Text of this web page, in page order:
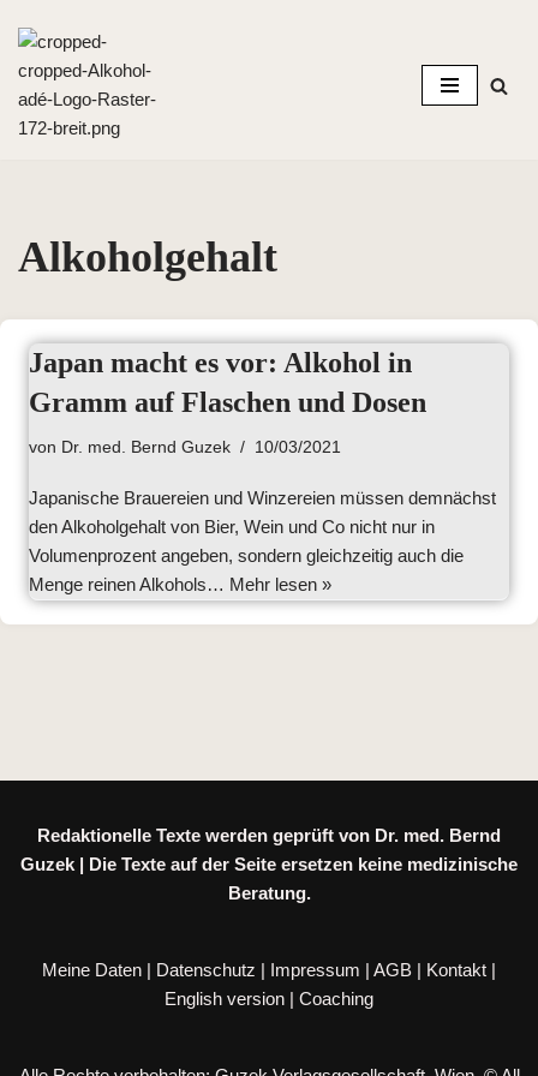
Zum
Inhalt
springen
Alkoholgehalt
Japan macht es vor: Alkohol in
Gramm auf Flaschen und Dosen
von Dr. med. Bernd Guzek 10/03/2021
Japanische Brauereien und Winzereien müssen demnächst
den Alkoholgehalt von Bier, Wein und Co nicht nur in
Volumenprozent angeben, sondern gleichzeitig auch die
Menge reinen Alkohols… Mehr lesen »
Redaktionelle Texte werden geprüft von Dr. med. Bernd
Guzek | Die Texte auf der Seite ersetzen keine medizinische
Beratung.
Meine Daten | Datenschutz | Impressum | AGB | Kontakt |
English version | Coaching